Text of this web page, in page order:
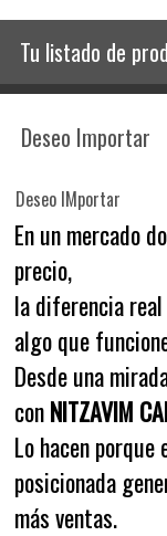
Tu listado de
Deseo Importar
Deseo IMportar
En un mercado
precio,
la diferencia
algo que
Desde una
conNITZAVIM
Lo hacen
posicionada
más ventas.